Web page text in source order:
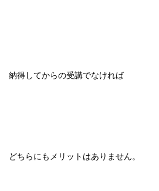
納得してからの受講でなければ
どちらにもメリットはありません。